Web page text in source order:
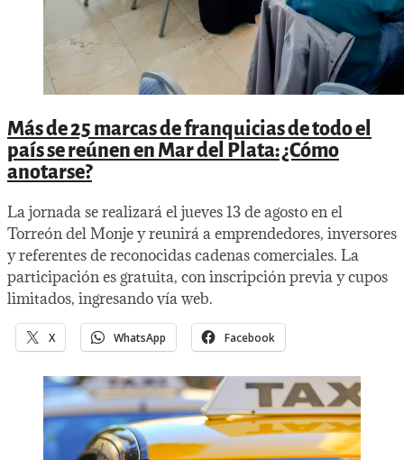
Más de 25 marcas de franquicias de todo el
país se reúnen en Mar del Plata: ¿Cómo
anotarse?
La jornada se realizará el jueves 13 de agosto en el
Torreón del Monje y reunirá a emprendedores, inversores
y referentes de reconocidas cadenas comerciales. La
participación es gratuita, con inscripción previa y cupos
limitados, ingresando vía web.
X WhatsApp Facebook